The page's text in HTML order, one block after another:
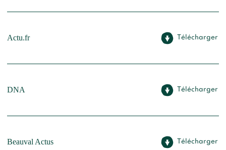
Actu.fr Télécharger
DNA Télécharger
Beauval Actus Télécharger